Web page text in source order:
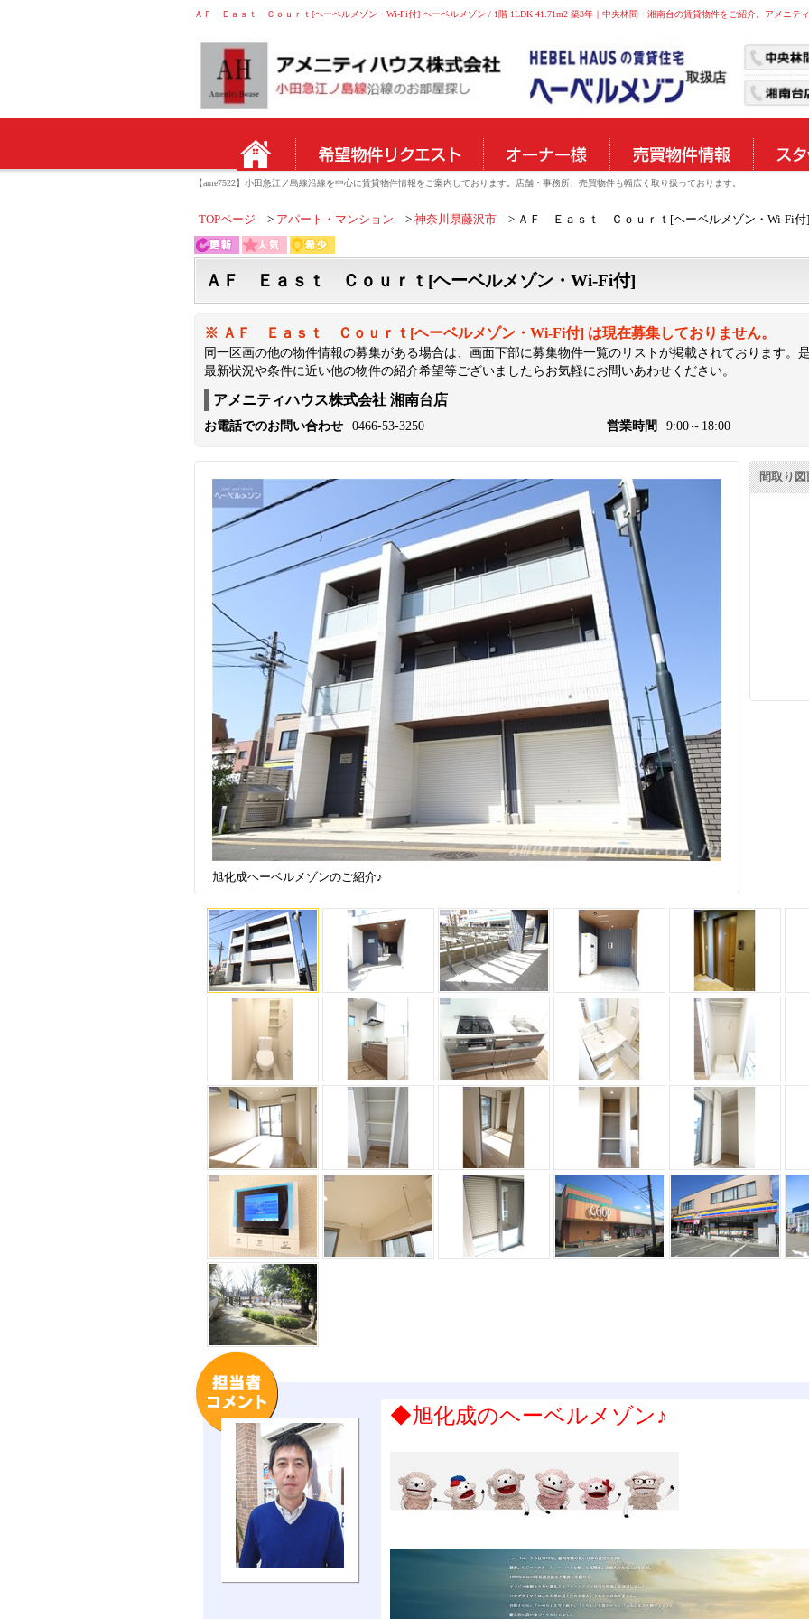
ＡＦ Ｅａｓｔ Ｃｏｕｒｔ[ヘーベルメゾン・Wi-Fi付] ヘーベルメゾン / 1階 1LDK 41.71m2 築3年｜中央林間・湘南台の賃貸物件をご紹介。アメニティ
【ame7522】小田急江ノ島線沿線を中心に賃貸物件情報をご案内しております。店舗・事務所、売買物件も幅広く取り扱っております。
TOPページ アパート・マンション 神奈川県藤沢市 ＡＦ Ｅａｓｔ Ｃｏｕｒｔ[ヘーベルメゾン・Wi-Fi付]
ＡＦ Ｅａｓｔ Ｃｏｕｒｔ[ヘーベルメゾン・Wi-Fi付]
※ ＡＦ Ｅａｓｔ Ｃｏｕｒｔ[ヘーベルメゾン・Wi-Fi付] は現在募集しておりません。
同一区画の他の物件情報の募集がある場合は、画面下部に募集物件一覧のリストが掲載されております。
最新状況や条件に近い他の物件の紹介希望等ございましたらお気軽にお問いあわせください。
アメニティハウス株式会社 湘南台店
お電話でのお問い合わせ 0466-53-3250 営業時間 9:00～18:00
旭化成ヘーベルメゾンのご紹介♪
間取り図
◆旭化成のヘーベルメゾン♪